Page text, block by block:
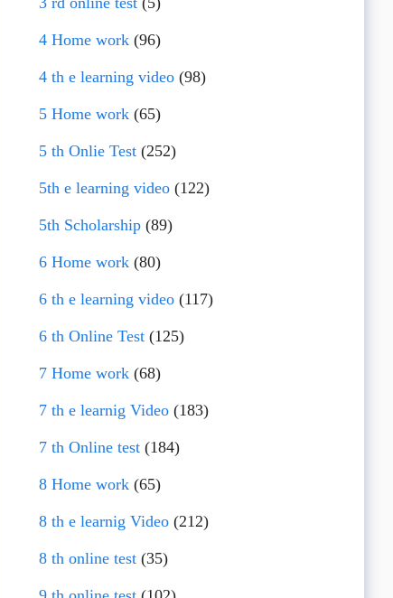
4 Home work(96)
4 th e learning video(98)
5 Home work(65)
5 th Onlie Test(252)
5th e learning video(122)
5th Scholarship(89)
6 Home work(80)
6 th e learning video(117)
6 th Online Test(125)
7 Home work(68)
7 th e learnig Video(183)
7 th Online test(184)
8 Home work(65)
8 th e learnig Video(212)
8 th online test(35)